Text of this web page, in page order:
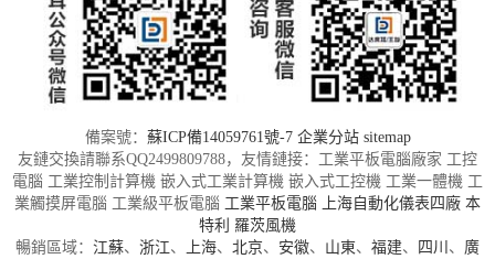
備案號： 蘇ICP備14059761號-7 企業分站 sitemap
友鏈交換請聯系QQ2499809788，友情鏈接：工業平板電腦廠家 工控
電腦 工業控制計算機 嵌入式工業計算機 嵌入式工控機 工業一體機 工
業觸摸屏電腦 工業級平板電腦 工業平板電腦 上海自動化儀表四廠 本
特利 羅茨風機
暢銷區域： 江蘇、 浙江、 上海、 北京、 安徽、 山東、 福建、 四川 、 廣